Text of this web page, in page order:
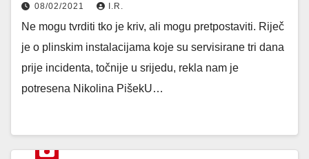
08/02/2021 I.R.
Ne mogu tvrditi tko je kriv, ali mogu pretpostaviti. Riječ
je o plinskim instalacijama koje su servisirane tri dana
prije incidenta, točnije u srijedu, rekla nam je
potresena Nikolina PišekU…